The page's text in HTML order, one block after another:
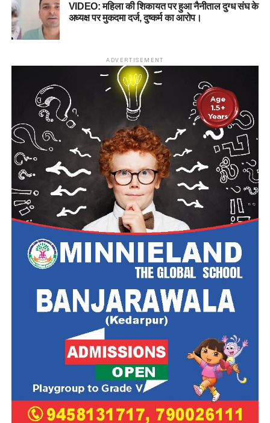
VIDEO: महिला की शिकायत पर हुआ नैनीताल दुग्ध संघ के
अध्यक्ष पर मुकदमा दर्ज, दुष्कर्म का आरोप।
ADVERTISEMENT